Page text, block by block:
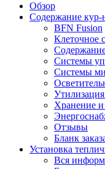
Обзор
Содержание кур-
BFN Fusion
Клеточное
Системы
Системы
Хранение и
Отзывы
Бланк
Установка
Вся